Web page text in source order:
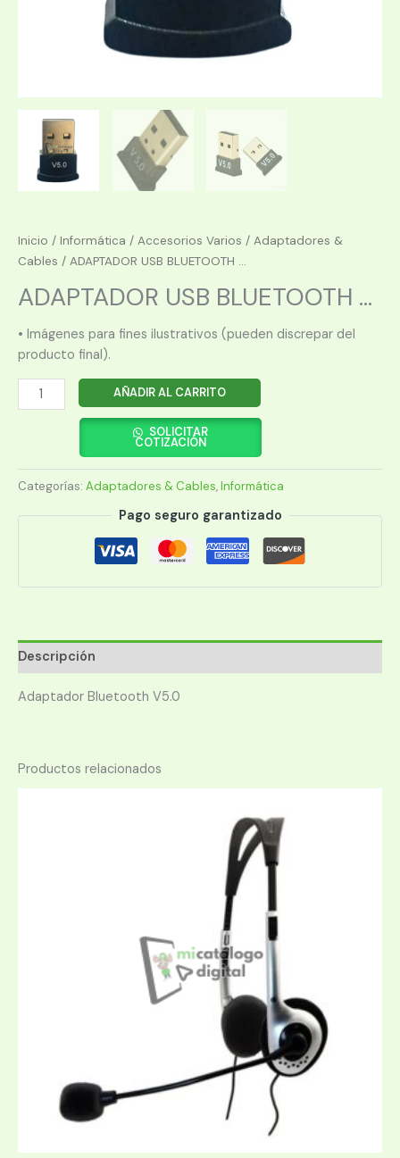
Inicio / Informática / Accesorios Varios / Adaptadores &
Cables / ADAPTADOR USB BLUETOOTH ...
ADAPTADOR USB BLUETOOTH ...
• Imágenes para fines ilustrativos (pueden discrepar del
producto final).
ADAPTADOR
USB
cantidad
AÑADIR AL CARRITO
SOLICITAR
COTIZACIÓN
Categorías: Adaptadores & Cables,Informática
Pago seguro garantizado
Descripción
Adaptador Bluetooth V5.0
Productos relacionados